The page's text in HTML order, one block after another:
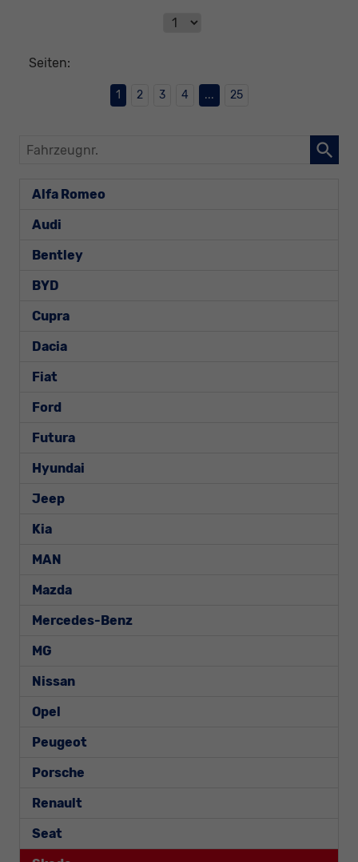
Seiten:
1 2 3 4 ... 25
Fahrzeugnr.
Alfa Romeo
Audi
Bentley
BYD
Cupra
Dacia
Fiat
Ford
Futura
Hyundai
Jeep
Kia
MAN
Mazda
Mercedes-Benz
MG
Nissan
Opel
Peugeot
Porsche
Renault
Seat